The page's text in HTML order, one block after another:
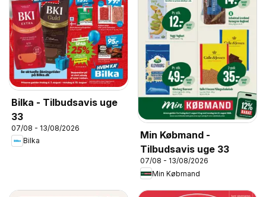
Bilka - Tilbudsavis uge
33
07/08 - 13/08/2026
Bilka
Min Købmand -
Tilbudsavis uge 33
07/08 - 13/08/2026
Min Købmand